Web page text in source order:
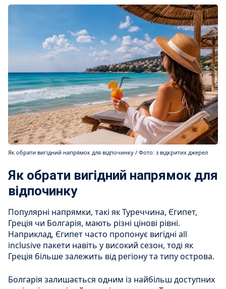
Як обрати вигідний напрямок для відпочинку / Фото: з відкритих джерел
Як обрати вигідний напрямок для
відпочинку
Популярні напрямки, такі як Туреччина, Єгипет,
Греція чи Болгарія, мають різні цінові рівні.
Наприклад, Єгипет часто пропонує вигідні all
inclusive пакети навіть у високий сезон, тоді як
Греція більше залежить від регіону та типу острова.
Болгарія залишається одним із найбільш доступних